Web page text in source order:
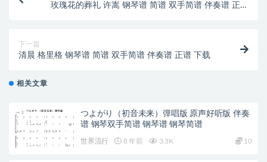
玫瑰花的葬礼 许嵩 钢琴谱 简谱 双手简谱 伴奏谱 正谱
下一篇
清晨 格里格 钢琴谱 简谱 双手简谱 伴奏谱 正谱 下载
相关文章
つよがり（初音未来）弹唱版 原声好听版 伴奏
谱 钢琴双手简谱 钢琴谱 钢琴简谱
世界流行 8 年前 3.3K 10